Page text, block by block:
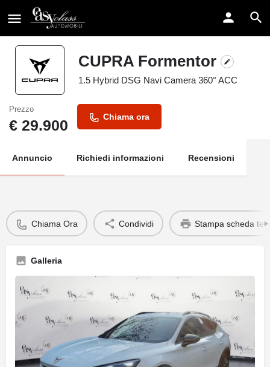
CUPRA Formentor
1.5 Hybrid DSG Navi Camera 360° ACC
Prezzo
€ 29.900 Chiama ora
Annuncio Richiedi informazioni Recensioni
Chiama Ora Condividi Stampa scheda
Galleria